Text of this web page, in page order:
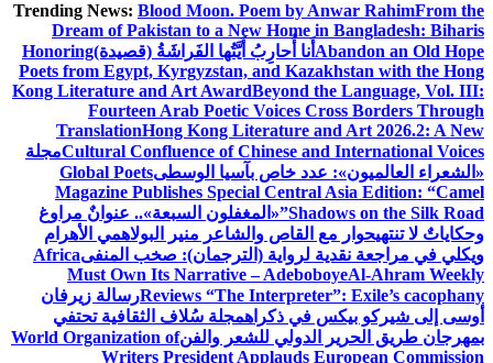
Trending News: Blood Moon. Poem by Anwar RahimFrom the
Dream of Pakistan to a New Home in Bangladesh: Biharis
Abandon an Old Hope أَنا أُحارِبُ أَيَّتُها الفَراشَةُ (قصيدة)Honoring
Poets from Egypt, Kyrgyzstan, and Kazakhstan with the Hong
Kong Literature and Art AwardBeyond the Language, Vol. III:
Fourteen Arab Poetic Voices Cross Borders Through
TranslationHong Kong Literature and Art 2026.2: A New
Cultural Confluence of Chinese and International Voicesمجلة
«الشعراء العالميون»: عدد خاص بآسيا الوسطىGlobal Poets
Magazine Publishes Special Central Asia Edition: “Camel
Shadows on the Silk Road” «المغفلون السبعة».. عنوانٌ مراوغ
وحكاياتٌ لا تنتهيحوار مع القاص والشاعر منير البولاهمي الأهرام
ويكلي في مراجعة نقدية لرواية (الترجمان): صخب المنفىAfrica
Must Own Its Narrative – AdeboboyeAl-Ahram Weekly
Reviews “The Interpreter”: Exile’s cacophanyرسالة زيرفان
أوسى إلى شيركو بيكس في ذكراهمجلة سُلاف الثقافية تحتفي
بمهرجان طريق الحرير الدولي للشعر والفنWorld Organization of
Writers President Applauds European Commission